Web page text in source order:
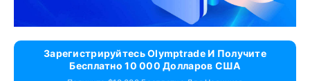
Зарегистрируйтесь Olymptrade И Получите
Бесплатно 10 000 Долларов США